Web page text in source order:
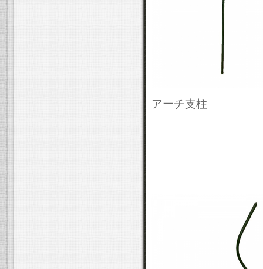
アーチ支柱